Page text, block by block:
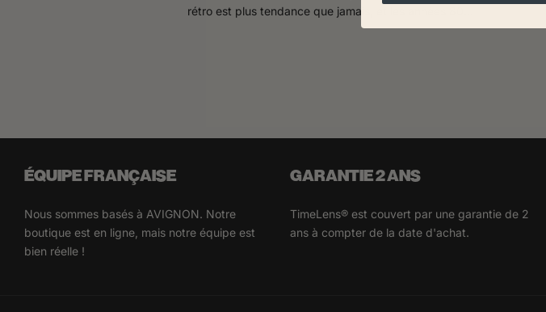
rétro est plus tendance que jamais, et les années 80...
ÉQUIPE FRANÇAISE
Nous sommes basés à AVIGNON. Notre
boutique est en ligne, mais notre équipe est
bien réelle !
GARANTIE 2 ANS
TimeLens® est couvert par une garantie de 2
ans à compter de la date d'achat.